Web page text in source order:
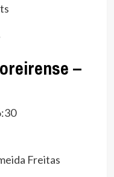
–
Freitas